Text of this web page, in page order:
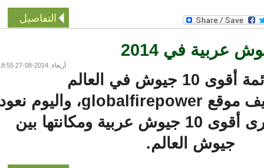
التفاصيل
أربعاء, 2014-08-27 18:55
لنتعرف معا على قائمة أقوى 10 جيوش في العالم
العربي حسب تصنيف موقع globalfirepower، واليوم نعود
لنفس الموقع لنرى أقوى 10 جيوش عربية ومكانتها بين
جيوش العالم.